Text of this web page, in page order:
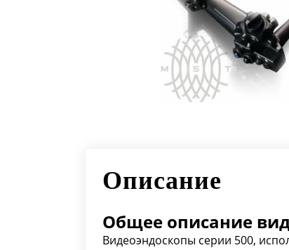
Описание
Общее описание
Видеоэндоскопы серии 500,